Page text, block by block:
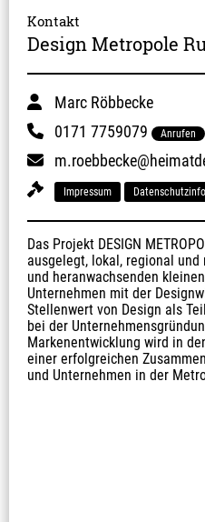
Kontakt
Design Metropole
Marc Röbbecke
0171 7759079
Anrufen
Impressum
Das Projekt DESIGN
ausgelegt, lokal, regional
und heranwachsenden
Unternehmen mit der
Stellenwert von Design als
bei der
Markenentwicklung wird in
einer erfolgreichen
und Unternehmen in der